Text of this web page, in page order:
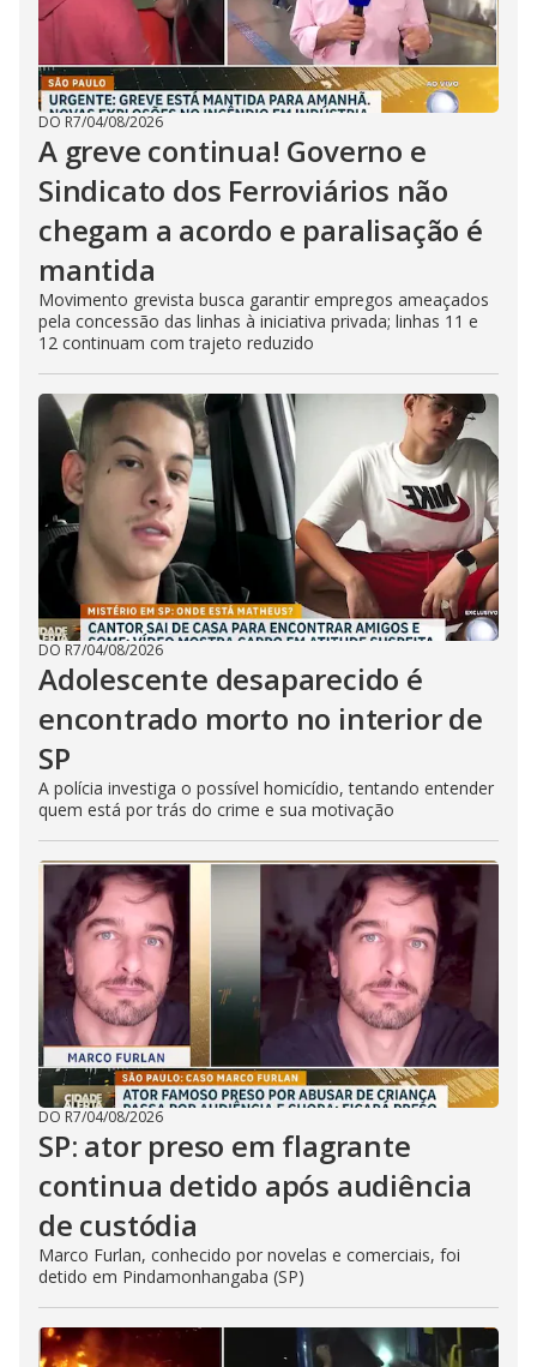
DO R7/04/08/2026
A greve continua! Governo e
Sindicato dos Ferroviários não
chegam a acordo e paralisação é
mantida
Movimento grevista busca garantir empregos ameaçados
pela concessão das linhas à iniciativa privada; linhas 11 e
12 continuam com trajeto reduzido
DO R7/04/08/2026
Adolescente desaparecido é
encontrado morto no interior de
SP
A polícia investiga o possível homicídio, tentando entender
quem está por trás do crime e sua motivação
DO R7/04/08/2026
SP: ator preso em flagrante
continua detido após audiência
de custódia
Marco Furlan, conhecido por novelas e comerciais, foi
detido em Pindamonhangaba (SP)